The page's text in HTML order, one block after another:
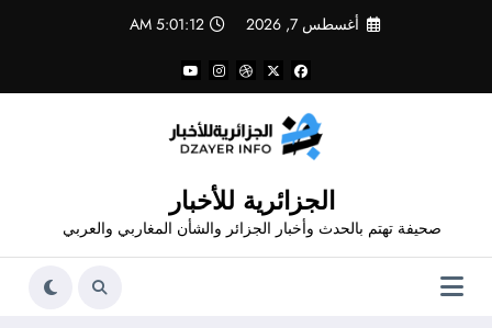
أغسطس 7, 2026 5:01:12 AM
الجزائرية للأخبار
صحيفة تهتم بالحدث وأخبار الجزائر والشأن المغاربي والعربي